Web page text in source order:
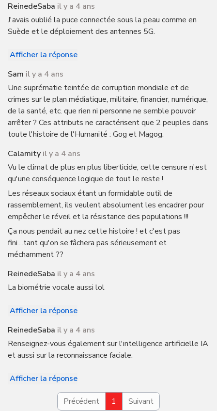
ReinedeSaba il y a 4 ans
J'avais oublié la puce connectée sous la peau comme en
Suède et le déploiement des antennes 5G.
Afficher la réponse
Sam il y a 4 ans
Une suprématie teintée de corruption mondiale et de
crimes sur le plan médiatique, militaire, financier, numérique,
de la santé, etc. que rien ni personne ne semble pouvoir
arrêter ? Ces attributs ne caractérisent que 2 peuples dans
toute l'histoire de l'Humanité : Gog et Magog.
Calamity il y a 4 ans
Vu le climat de plus en plus liberticide, cette censure n'est
qu'une conséquence logique de tout le reste !
Les réseaux sociaux étant un formidable outil de
rassemblement, ils veulent absolument les encadrer pour
empêcher le réveil et la résistance des populations !!!
Ça nous pendait au nez cette histoire ! et c'est pas
fini....tant qu'on se fâchera pas sérieusement et
méchamment ??
ReinedeSaba il y a 4 ans
La biométrie vocale aussi lol
Afficher la réponse
ReinedeSaba il y a 4 ans
Renseignez-vous également sur l'intelligence artificielle IA
et aussi sur la reconnaissance faciale.
Afficher la réponse
Précédent 1 Suivant